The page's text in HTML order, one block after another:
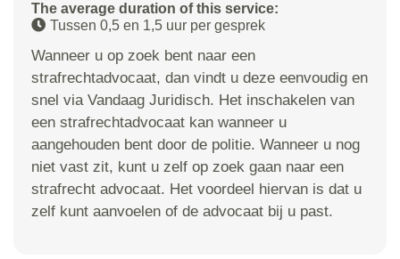
The average duration of this service:
Tussen 0,5 en 1,5 uur per gesprek
Wanneer u op zoek bent naar een
strafrechtadvocaat, dan vindt u deze eenvoudig en
snel via Vandaag Juridisch. Het inschakelen van
een strafrechtadvocaat kan wanneer u
aangehouden bent door de politie. Wanneer u nog
niet vast zit, kunt u zelf op zoek gaan naar een
strafrecht advocaat. Het voordeel hiervan is dat u
zelf kunt aanvoelen of de advocaat bij u past.